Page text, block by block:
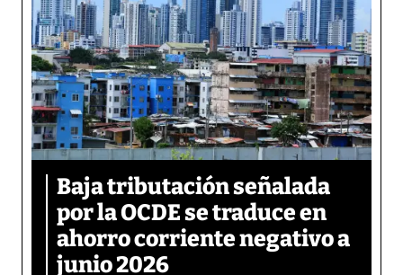
Baja tributación señalada
por la OCDE se traduce en
ahorro corriente negativo a
junio 2026